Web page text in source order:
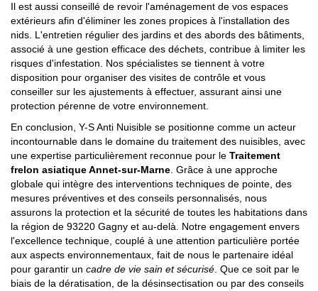
Il est aussi conseillé de revoir l'aménagement de vos espaces
extérieurs afin d'éliminer les zones propices à l'installation des
nids. L'entretien régulier des jardins et des abords des bâtiments,
associé à une gestion efficace des déchets, contribue à limiter les
risques d'infestation. Nos spécialistes se tiennent à votre
disposition pour organiser des visites de contrôle et vous
conseiller sur les ajustements à effectuer, assurant ainsi une
protection pérenne de votre environnement.
En conclusion, Y-S Anti Nuisible se positionne comme un acteur
incontournable dans le domaine du traitement des nuisibles, avec
une expertise particulièrement reconnue pour le Traitement
frelon asiatique Annet-sur-Marne. Grâce à une approche
globale qui intègre des interventions techniques de pointe, des
mesures préventives et des conseils personnalisés, nous
assurons la protection et la sécurité de toutes les habitations dans
la région de 93220 Gagny et au-delà. Notre engagement envers
l'excellence technique, couplé à une attention particulière portée
aux aspects environnementaux, fait de nous le partenaire idéal
pour garantir un cadre de vie sain et sécurisé. Que ce soit par le
biais de la dératisation, de la désinsectisation ou par des conseils